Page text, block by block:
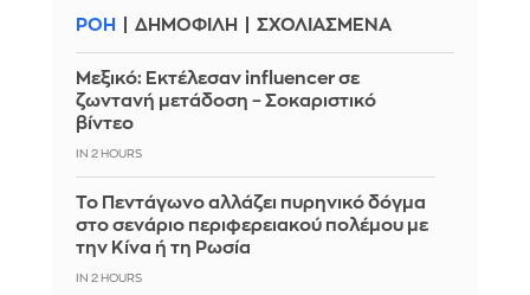
ΡΟΗ ΔΗΜΟΦΙΛΗ ΣΧΟΛΙΑΣΜΕΝΑ
Μεξικό: Εκτέλεσαν influencer σε
ζωντανή μετάδοση – Σοκαριστικό
βίντεο
IN 2 HOURS
Το Πεντάγωνο αλλάζει πυρηνικό δόγμα
στο σενάριο περιφερειακού πολέμου με
την Κίνα ή τη Ρωσία
IN 2 HOURS